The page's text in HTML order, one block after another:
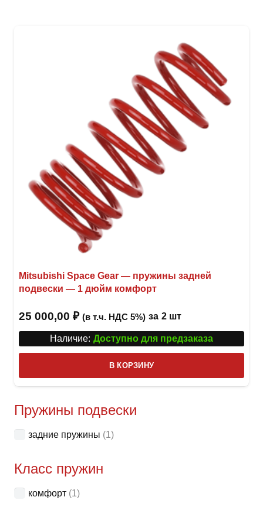
Mitsubishi Space Gear — пружины задней
подвески — 1 дюйм комфорт
25 000,00 ₽ (в т.ч. НДС 5%) за 2 шт
Наличие: Доступно для предзаказа
В КОРЗИНУ
Пружины подвески
задние пружины (1)
Класс пружин
комфорт (1)